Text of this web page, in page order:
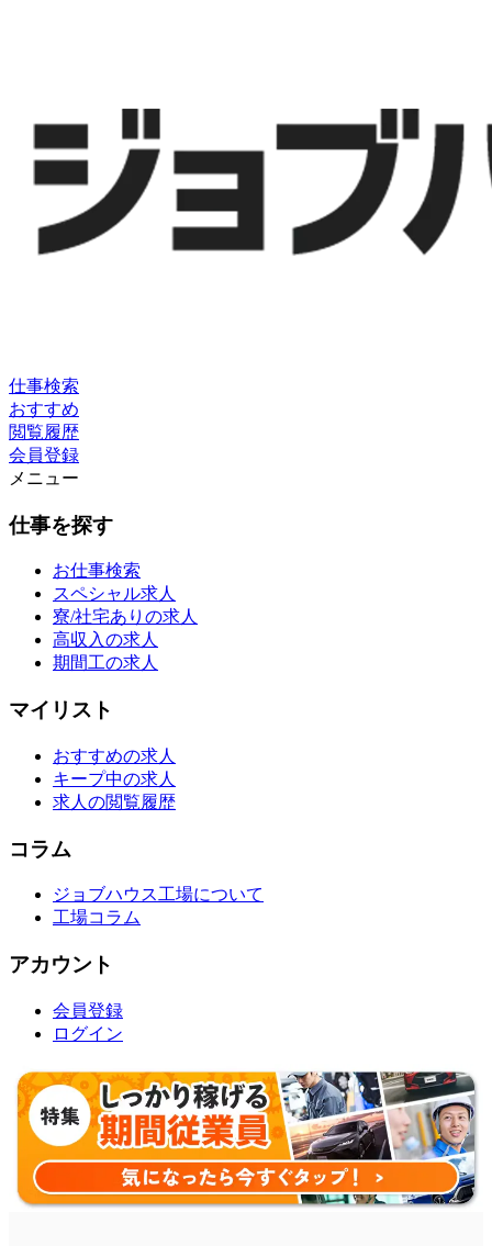
仕事検索
おすすめ
閲覧履歴
会員登録
メニュー
仕事を探す
お仕事検索
スペシャル求人
寮/社宅ありの求人
高収入の求人
期間工の求人
マイリスト
おすすめの求人
キープ中の求人
求人の閲覧履歴
コラム
ジョブハウス工場について
工場コラム
アカウント
会員登録
ログイン